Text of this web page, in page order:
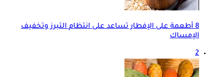
8 أطعمة على الإفطار تساعد على انتظام التبرز وتخفيف
الإمساك
2